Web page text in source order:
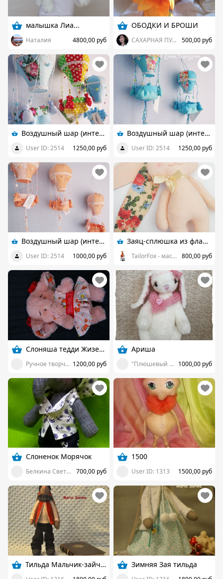
малышка Лиа...
Наталия 4800,00 руб
ОБОДКИ И БРОШИ
САХАРНАЯ ПУДРА (ИРИНА) 500,00 руб
Воздушный шар (интерьерная игрушка)
User ID: 2514 1250,00 руб
Воздушный шар (интерьерная игрушка)
User ID: 2514 1250,00 руб
Воздушный шар (интерьерная игрушка)
User ID: 2514 1000,00 руб
Заяц-сплюшка из фланели Высота 19 см
TailorFox - мастерская игрушек 800,00 руб
Слоняша тедди Жизель
Ручное творчество Фокиной Натальи 1200,00 руб
Ариша
"Плюшевый друг" 1000,00 руб
Слоненок Морячок
Белкина Светлана 700,00 руб
1500
User ID: 1313 1500,00 руб
Тильда Мальчик-зайчик Зимняя Зая тильда